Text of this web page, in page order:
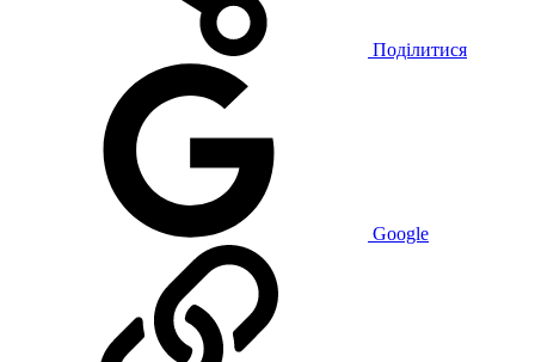
Поділитися
Google